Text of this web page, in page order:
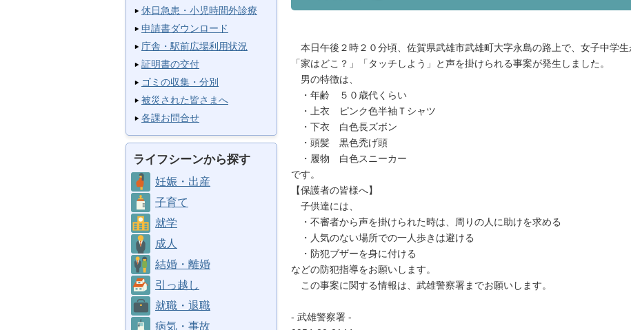
休日急患・小児時間外診療
申請書ダウンロード
庁舎・駅前広場利用状況
証明書の交付
ゴミの収集・分別
被災された皆さまへ
各課お問合せ
ライフシーンから探す
妊娠・出産
子育て
就学
成人
結婚・離婚
引っ越し
就職・退職
病気・事故
本日午後２時２０分頃、佐賀県武雄市武雄町大字永島の路上で、女子中学生
「家はどこ？」「タッチしよう」と声を掛けられる事案が発生しました。
男の特徴は、
・年齢 ５０歳代くらい
・上衣 ピンク色半袖Ｔシャツ
・下衣 白色長ズボン
・頭髪 黒色禿げ頭
・履物 白色スニーカー
です。
【保護者の皆様へ】
子供達には、
・不審者から声を掛けられた時は、周りの人に助けを求める
・人気のない場所での一人歩きは避ける
・防犯ブザーを身に付ける
などの防犯指導をお願いします。
この事案に関する情報は、武雄警察署までお願いします。
- 武雄警察署 -